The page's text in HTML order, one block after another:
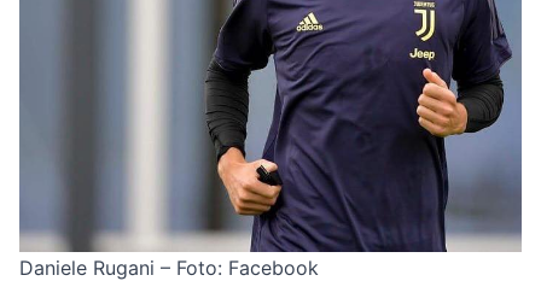
Daniele Rugani – Foto: Facebook